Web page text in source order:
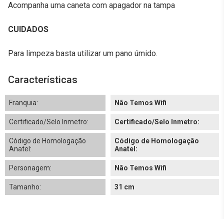
Acompanha uma caneta com apagador na tampa
CUIDADOS
Para limpeza basta utilizar um pano úmido.
Características
Franquia: Não Temos Wifi
Certificado/Selo Inmetro: Certificado/Selo Inmetro:
Código de Homologação
Anatel:
Código de Homologação
Anatel:
Personagem: Não Temos Wifi
Tamanho: 31 cm